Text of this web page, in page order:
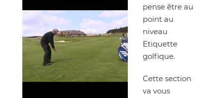
pense être au
point au
niveau
Etiquette
golfique.
Cette section
va vous